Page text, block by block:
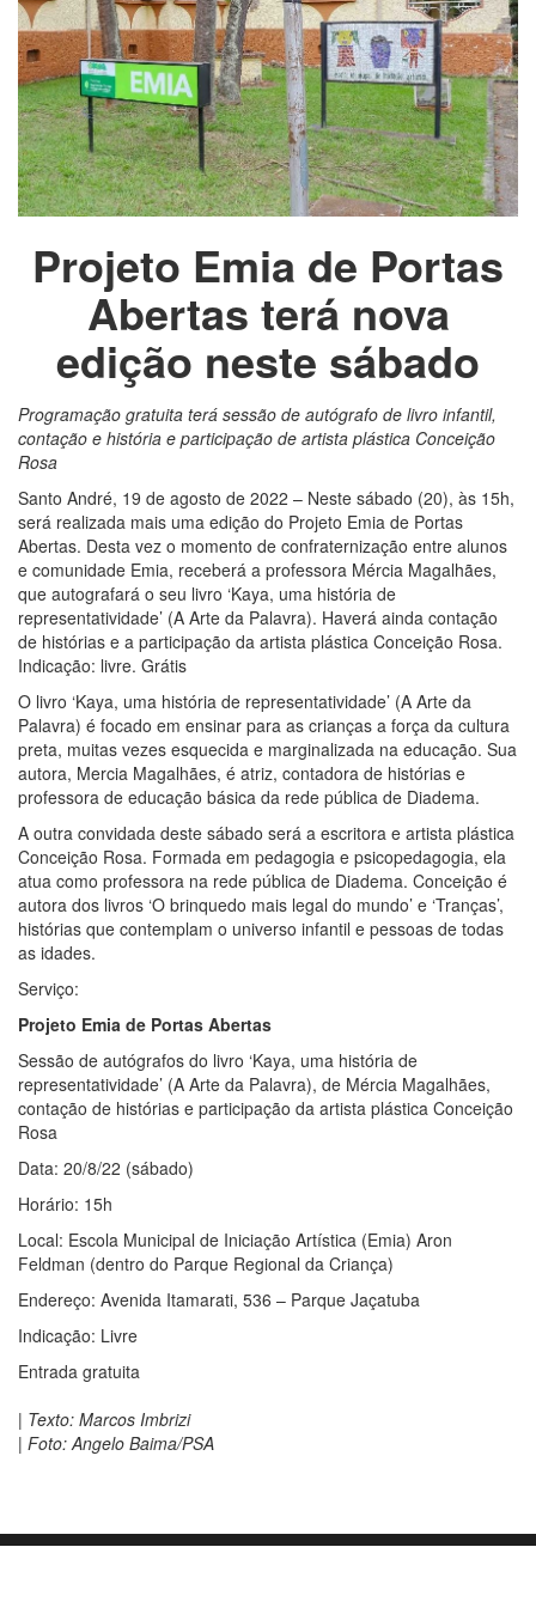
Projeto Emia de Portas
Abertas terá nova
edição neste sábado
Programação gratuita terá sessão de autógrafo de livro infantil,
contação e história e participação de artista plástica Conceição
Rosa
Santo André, 19 de agosto de 2022 – Neste sábado (20), às 15h,
será realizada mais uma edição do Projeto Emia de Portas
Abertas. Desta vez o momento de confraternização entre alunos
e comunidade Emia, receberá a professora Mércia Magalhães,
que autografará o seu livro ‘Kaya, uma história de
representatividade’ (A Arte da Palavra). Haverá ainda contação
de histórias e a participação da artista plástica Conceição Rosa.
Indicação: livre. Grátis
O livro ‘Kaya, uma história de representatividade’ (A Arte da
Palavra) é focado em ensinar para as crianças a força da cultura
preta, muitas vezes esquecida e marginalizada na educação. Sua
autora, Mercia Magalhães, é atriz, contadora de histórias e
professora de educação básica da rede pública de Diadema.
A outra convidada deste sábado será a escritora e artista plástica
Conceição Rosa. Formada em pedagogia e psicopedagogia, ela
atua como professora na rede pública de Diadema. Conceição é
autora dos livros ‘O brinquedo mais legal do mundo’ e ‘Tranças’,
histórias que contemplam o universo infantil e pessoas de todas
as idades.
Serviço:
Projeto Emia de Portas Abertas
Sessão de autógrafos do livro ‘Kaya, uma história de
representatividade’ (A Arte da Palavra), de Mércia Magalhães,
contação de histórias e participação da artista plástica Conceição
Rosa
Data: 20/8/22 (sábado)
Horário: 15h
Local: Escola Municipal de Iniciação Artística (Emia) Aron
Feldman (dentro do Parque Regional da Criança)
Endereço: Avenida Itamarati, 536 – Parque Jaçatuba
Indicação: Livre
Entrada gratuita
| Texto: Marcos Imbrizi
| Foto: Angelo Baima/PSA